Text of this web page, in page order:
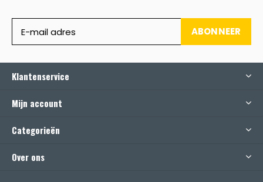
ABONNEER
Klantenservice
Mijn account
Categorieën
Over ons